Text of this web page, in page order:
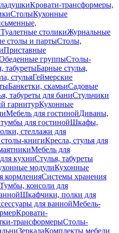
Кровати-трансформеры,
СтолыКухонные
Туалетные столикиЖурнальные
столы и партыСтолы,
Приставные
группыСтолы-
табуретыБарные стулья,
стульяГеймерские
Банкетки, скамьиСадовые
табуреты для баниСтульчики
гарнитурКухонные
Мебель для гостинойДиваны,
для гостинойШкафы,
стеллажи для
книгиКресла, стулья для
Мебель для
кухниСтулья, табуреты
модулиКухонные
кормленияСистемы хранения
Тумбы, консоли для
Шкафчики, полки для
для ваннойМебель-
Кровати-
трансформерыСтолы-
ЗеркалаКомплекты мебели